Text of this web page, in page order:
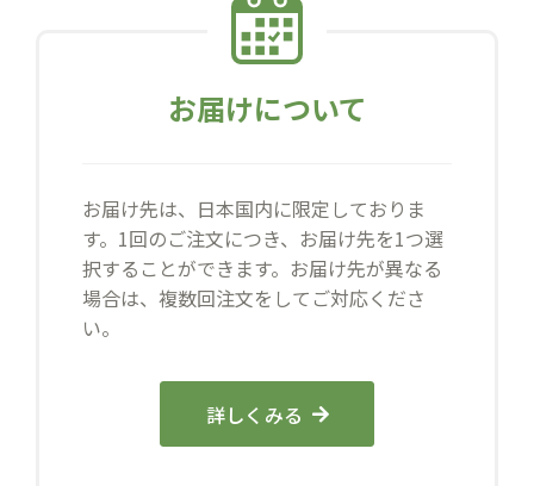
お届けについて
お届け先は、日本国内に限定しておりま
す。1回のご注文につき、お届け先を1つ選
択することができます。お届け先が異なる
場合は、複数回注文をしてご対応くださ
い。
詳しくみる